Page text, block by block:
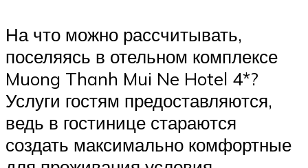
На что можно рассчитывать,
поселяясь в отельном комплексе
Muong Thanh Mui Ne Hotel 4*?
Услуги гостям предоставляются,
ведь в гостинице стараются
создать максимально комфортные